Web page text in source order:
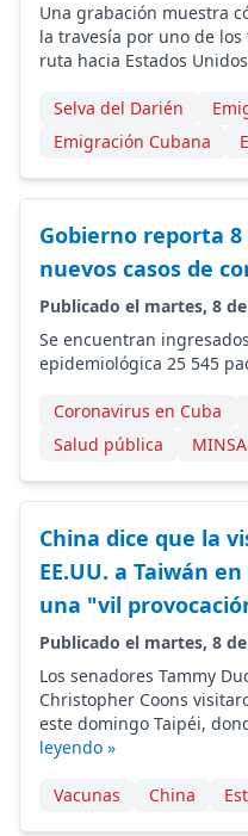
Una grabación muestra
la travesía por uno de
ruta hacia Estados
Selva del Darién
Emigración Cubana
Gobierno reporta 8
nuevos casos de
Publicado el martes, 8
Se encuentran
epidemiológica 25 545
Coronavirus en Cuba
Salud pública
China dice que la
EE.UU. a Taiwán
una "vil
Publicado el martes, 8
Los senadores Tammy
Christopher Coons
este domingo Taipéi,
leyendo »
Vacunas China